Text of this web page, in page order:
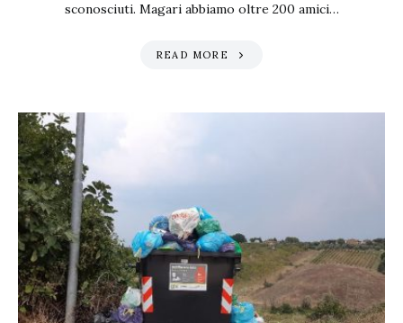
sconosciuti. Magari abbiamo oltre 200 amici…
READ MORE